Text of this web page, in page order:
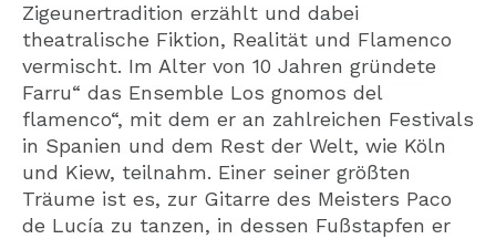
Zigeunertradition erzählt und dabei
theatralische Fiktion, Realität und Flamenco
vermischt. Im Alter von 10 Jahren gründete
Farru“ das Ensemble Los gnomos del
flamenco“, mit dem er an zahlreichen Festivals
in Spanien und dem Rest der Welt, wie Köln
und Kiew, teilnahm. Einer seiner größten
Träume ist es, zur Gitarre des Meisters Paco
de Lucía zu tanzen, in dessen Fußstapfen er